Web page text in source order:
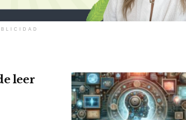
leer